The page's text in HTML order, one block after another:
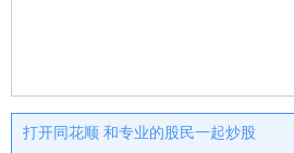
打开同花顺 和专业的股民一起炒股